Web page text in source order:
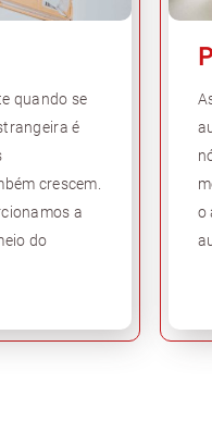
quando se
é
crescem.
a
do
o